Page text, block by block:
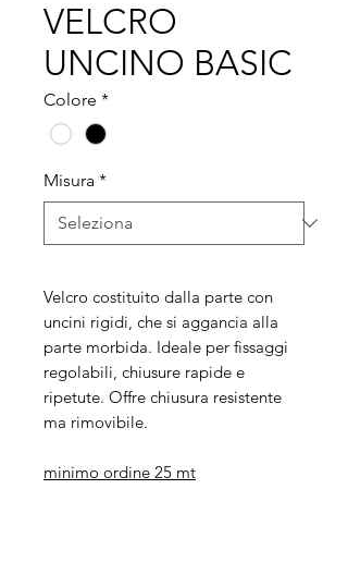
VELCRO
UNCINO BASIC
Colore *
Misura *
Velcro costituito dalla parte con
uncini rigidi, che si aggancia alla
parte morbida. Ideale per fissaggi
regolabili, chiusure rapide e
ripetute. Offre chiusura resistente
ma rimovibile.
minimo ordine 25 mt